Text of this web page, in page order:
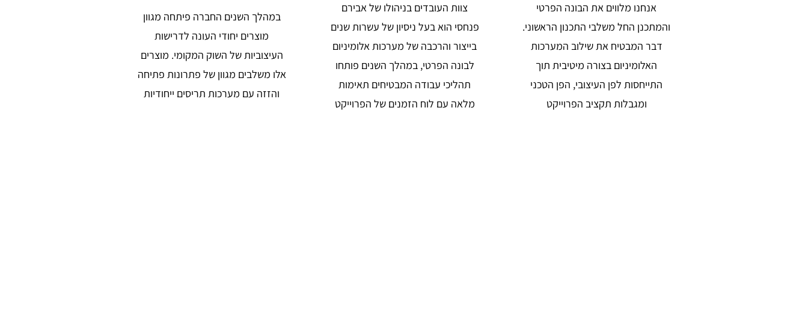
במהלך השנים החברה פיתחה מגוון
מוצרים יחודי העונה לדרישות
העיצוביות של השוק המקומי. מוצרים
אלו משלבים מגוון של פתרונות פתיחה
והזזה עם מערכות תריסים ייחודיות
צוות העובדים בניהולו של אבירם
פנחסי הוא בעל ניסיון של עשרות שנים
בייצור והרכבה של מערכות אלומיניום
לבונה הפרטי, במהלך השנים פותחו
תהליכי עבודה המבטיחים תאימות
מלאה עם לוח הזמנים של הפרוייקט
אנחנו מלווים את הבונה הפרטי
והמתכנן החל משלבי התכנון הראשוני.
דבר המבטיח את שילוב המערכות
האלומיניום בצורה מיטיבית תוך
התייחסות לפן העיצובי, הפן הטכני
ומגבלות תקציב הפרוייקט